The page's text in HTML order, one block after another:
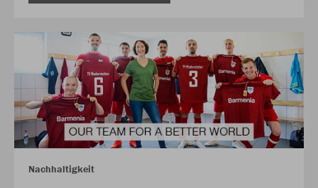
Nachhaltigkeit